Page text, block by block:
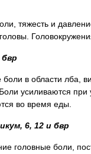
тяжесть и
в области лба,
усиливаются при
во время еды.
6, 12 и бвр
головные боли,